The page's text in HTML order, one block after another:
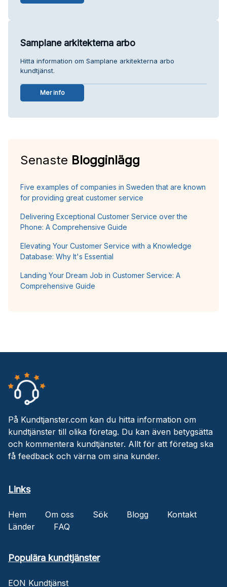
Samplane arkitekterna arbo
Hitta information om Samplane arkitekterna arbo
kundtjänst.
Mer info
Senaste Blogginlägg
Five examples of companies in Sweden that are known
for providing great customer service
Delivering Exceptional Customer Service over the
Phone: A Comprehensive Guide
Elevating Your Customer Service with a Knowledge
Database: Why It's Essential
Landing Your Dream Job in Customer Service: A
Comprehensive Guide
På Kundtjanster.com kan du hitta information om
kundtjänster till olika företag. Du kan även betygsätta
och kommentera kundtjänster. Allt för att företag ska
få feedback och värna om sina kunder.
Links
Hem Om oss Sök Blogg
Kontakt
Länder
FAQ
Populära kundtjänster
EON Kundtjänst